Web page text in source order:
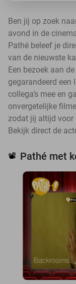
Ben jij op zoek
avond in de
Pathé beleef je
van de nieuwste
Een bezoek aan
gegarandeerd een
collega’s mee en
onvergetelijke
zodat jij altijd voor
Bekijk direct de
📽️ Pathé met